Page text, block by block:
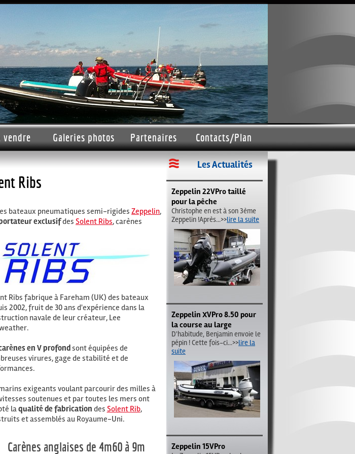
vendre Galeries photos Partenaires Contacts/Plan
Les Actualités
Zeppelin 22VPro taillé
pour la pêche
Christophe en est à son 3ème
Zeppelin !Après...>>lire la suite
Zeppelin XVPro 8.50 pour
la course au large
D'habitude, Benjamin envoie le
pépin ! Cette fois-ci...>>lire la
suite
Zeppelin 15VPro
Ribs
bateaux pneumatiques semi-rigidesZeppelin,
exclusifdes Solent Ribs, carènes
Ribs fabrique à Fareham (UK) des bateaux
2002, fruit de 30 ans d'expérience dans la
navale de leur créateur, Lee
en V profondsont équipées de
virures, gage de stabilité et de
exigeants voulant parcourir des milles à
soutenues et par toutes les mers ont
laqualité de fabrication des Solent Rib,
et assemblés au Royaume-Uni.
Carènes anglaises de 4m60 à 9m